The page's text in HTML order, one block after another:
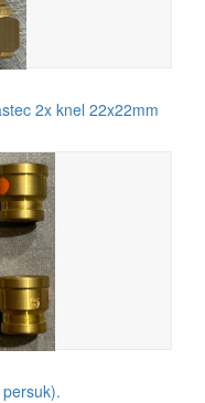
2x knel 22x22mm